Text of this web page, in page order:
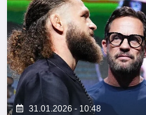
31.01.2026 - 10:48